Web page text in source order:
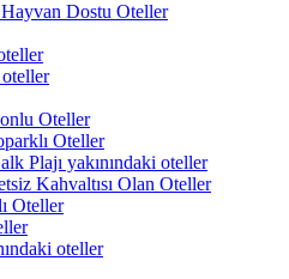
Dostu Oteller
oteller
Oteller
Oteller
Plajı yakınındaki oteller
Kahvaltısı Olan Oteller
Oteller
oteller